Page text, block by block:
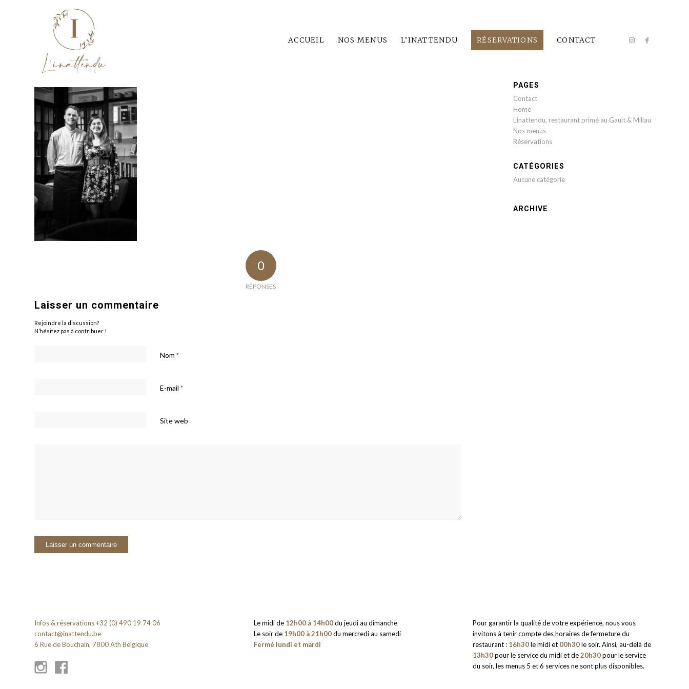
ACCUEIL NOS MENUS L’INATTENDU RÉSERVATIONS CONTACT
0
RÉPONSES
Laisser un commentaire
Rejoindre la discussion?
N’hésitez pas à contribuer !
Nom *
E-mail *
Site web
PAGES
Contact
Home
L’inattendu, restaurant primé au Gault & Millau
Nos menus
Réservations
CATÉGORIES
Aucune catégorie
ARCHIVE
Infos & réservations +32 (0) 490 19 74 06
contact@inattendu.be
6 Rue de Bouchain, 7800 Ath Belgique
Le midi de 12h00 à 14h00du jeudi au dimanche
Le soir de 19h00 à 21h00du mercredi au samedi
Fermé lundi et mardi
Pour garantir la qualité de votre expérience, nous vous
invitons à tenir compte des horaires de fermeture du
restaurant : 16h30le midi et 00h30le soir. Ainsi, au-delà de
13h30pour le service du midi et de20h30pour le service
du soir, les menus 5 et 6 services ne sont plus disponibles.